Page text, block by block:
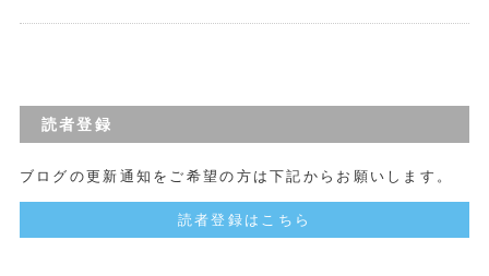
読者登録
ブログの更新通知をご希望の方は下記からお願いします。
読者登録はこちら